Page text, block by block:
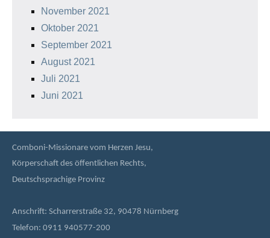
November 2021
Oktober 2021
September 2021
August 2021
Juli 2021
Juni 2021
Comboni-Missionare vom Herzen Jesu,
Körperschaft des öffentlichen Rechts,
Deutschsprachige Provinz
Anschrift: Scharrerstraße 32, 90478 Nürnberg
Telefon: 0911 940577-200